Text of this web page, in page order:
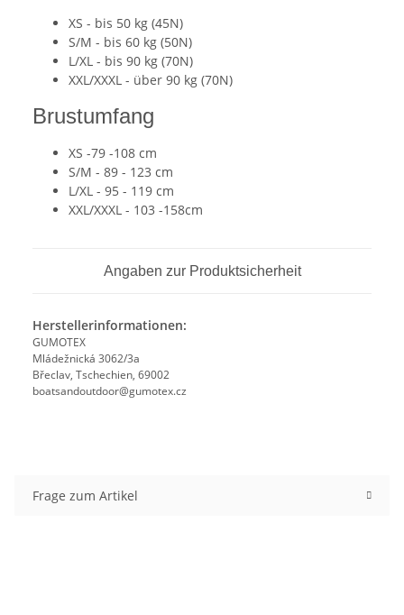
XS - bis 50 kg (45N)
S/M - bis 60 kg (50N)
L/XL - bis 90 kg (70N)
XXL/XXXL - über 90 kg (70N)
Brustumfang
XS -79 -108 cm
S/M - 89 - 123 cm
L/XL - 95 - 119 cm
XXL/XXXL - 103 -158cm
Angaben zur Produktsicherheit
Herstellerinformationen:
GUMOTEX
Mládežnická 3062/3a
Břeclav, Tschechien, 69002
boatsandoutdoor@gumotex.cz
Frage zum Artikel